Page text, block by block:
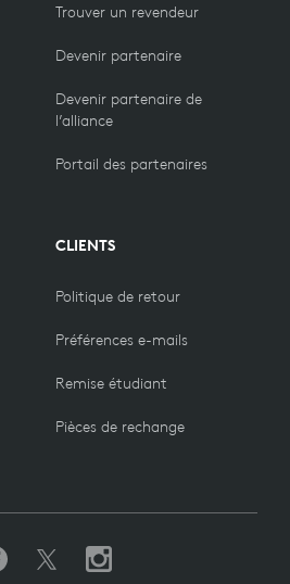
Trouver un revendeur
Devenir partenaire
Devenir partenaire de
l’alliance
Portail des partenaires
CLIENTS
Politique de retour
Préférences e-mails
Remise étudiant
Pièces de rechange